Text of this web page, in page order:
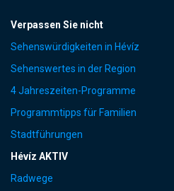
Verpassen Sie nicht
Sehenswürdigkeiten in Hévíz
Sehenswertes in der Region
4 Jahreszeiten-Programme
Programmtipps für Familien
Stadtführungen
Hévíz AKTIV
Radwege